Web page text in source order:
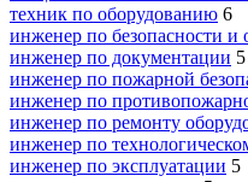
техник по оборудованию 6
инженер по безопасности и
инженер по документации 5
инженер по пожарной
инженер по
инженер по ремонту
инженер по
инженер по эксплуатации 5